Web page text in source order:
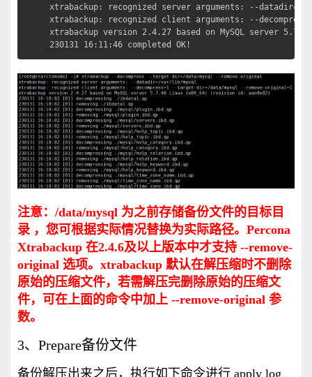
xtrabackup: recognized server arguments: --
xtrabackup: recognized client arguments: --
xtrabackup version 2.4.27 based on MySQL server
230131 16:11:46 completed OK!
注意：/data/mysql 为之前存储备份文件的目标目
录 ，您可根据实际情况替换为实际路径。Percona
Xtrabackup 在2.4.6及以上版本中才支持 --remove-
original 选项。xtrabackup 默认在解压缩时不删除
原始的压缩文件，若需解压完删除原始的压缩文
件，可在上面的命令中加上 --remove-original 参
数。
3、Prepare备份文件
备份解压出来之后，执行如下命令进行 apply log